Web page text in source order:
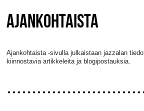
AJANKOHTAISTA
Ajankohtaista -sivulla julkaistaan jazzalan
kiinnostavia artikkeleita ja blogipostauksia.